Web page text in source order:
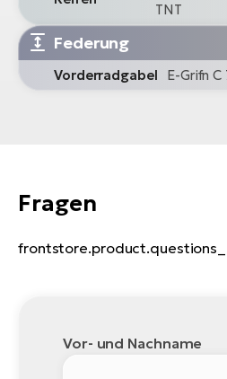
TNT
Federung
Vorderradgabel E-Grifn C
Fragen
Vor- und Nachname